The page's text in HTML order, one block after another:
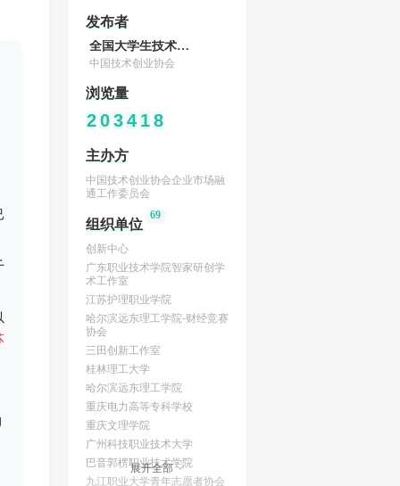
发布者
全国大学生技术创新创业大赛组委会
中国技术创业协会
浏览量
2 0 3 4 1 8
主办方
中国技术创业协会企业市场融
通工作委员会
组织单位
69
创新中心
广东职业技术学院智家研创学
术工作室
江苏护理职业学院
哈尔滨远东理工学院-财经竞赛
协会
三田创新工作室
桂林理工大学
哈尔滨远东理工学院
重庆电力高等专科学校
重庆文理学院
广州科技职业技术大学
巴音郭楞职业技术学院
九江职业大学青年志愿者协会
展开全部